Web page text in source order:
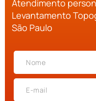
Atendimento
Levantamento
São Paulo